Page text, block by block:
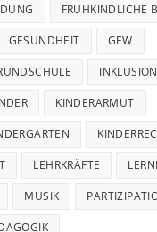
FRÜHKINDLICHE
GESUNDHEIT GEW
INKLUSION
KINDERARMUT
LEHRKRÄFTE
MUSIK